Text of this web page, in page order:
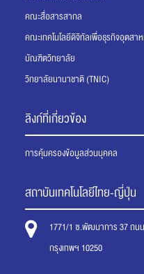
คณะสื่อสารสากล
คณะเทคโนโลยีดิจิทัลเพื่อธุรกิจอุตสา
บัณฑิตวิทยาลัย
วิทยาลัยนานาชาติ (TNIC)
ลิงก์ที่เกี่ยวข้อง
การคุ้มครองข้อมูลส่วนบุคคล
สถาบันเทคโนโลยีไทย-ญี่ปุ่น
1771/1 ซ.พัฒนาการ 37 ถน
กรุงเทพฯ 10250